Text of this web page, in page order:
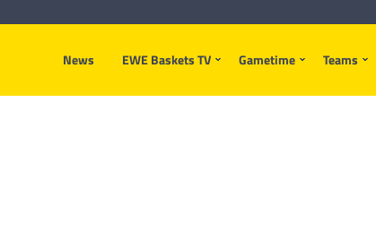
News EWE Baskets TV Gametime Teams